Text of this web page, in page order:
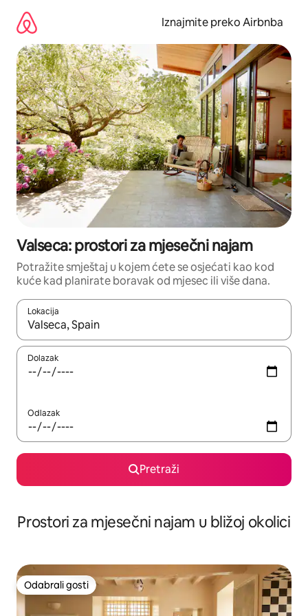
sadržaj
Iznajmite preko Airbnba
Valseca: prostori za mjesečni najam
Potražite smještaj u kojem ćete se osjećati kao kod
kuće kad planirate boravak od mjesec ili više dana.
Lokacija
Kada budu dostupni rezultati, moći ćete ih pregledati
Dolazak
Odlazak
Pretraži
Prostori za mjesečni najam u bližoj okolici
Odabrali gosti
Odabrali gosti